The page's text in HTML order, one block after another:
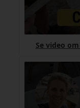
Se video